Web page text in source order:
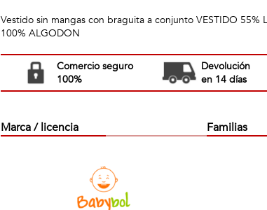
Vestido sin mangas con braguita a conjunto VESTIDO 55%
100% ALGODON
Comercio seguro
100%
Devolución
en 14 días
Marca / licencia Familias